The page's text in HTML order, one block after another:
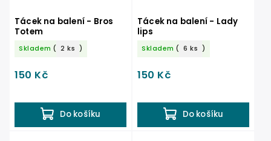
Tácek na balení - Bros
Totem
Skladem ( 2 ks )
150 Kč
Do košíku
Tácek na balení - Lady
lips
Skladem ( 6 ks )
150 Kč
Do košíku